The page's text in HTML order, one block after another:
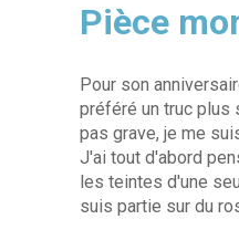
Pièce
Pour son
préféré un truc plus
pas grave, je me
J'ai tout d'abord
les teintes d'une
suis partie sur du